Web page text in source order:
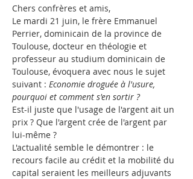
Chers confrères et amis,
Le mardi 21 juin, le frère Emmanuel
Perrier, dominicain de la province de
Toulouse, docteur en théologie et
professeur au studium dominicain de
Toulouse, évoquera avec nous le sujet
suivant : Economie droguée à l'usure,
pourquoi et comment s'en sortir ?
Est-il juste que l'usage de l'argent ait un
prix ? Que l'argent crée de l'argent par
lui-même ?
L'actualité semble le démontrer : le
recours facile au crédit et la mobilité du
capital seraient les meilleurs adjuvants